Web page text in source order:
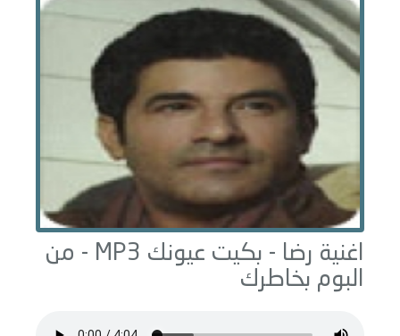
اغنية رضا - بكيت عيونك
MP3 - من
البوم بخاطرك